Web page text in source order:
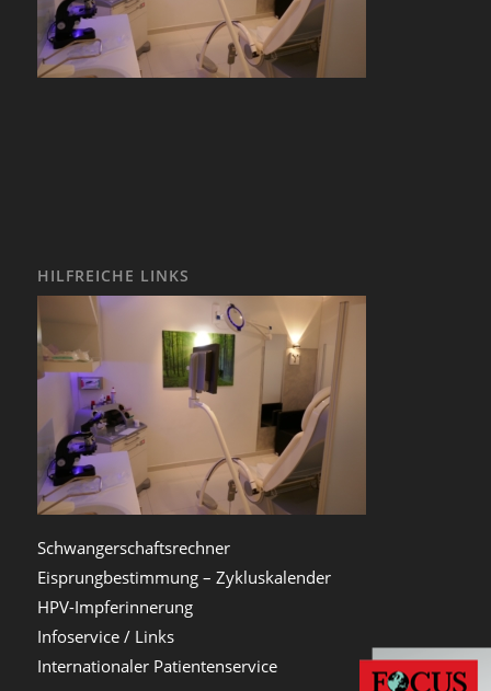
HILFREICHE LINKS
Schwangerschaftsrechner
Eisprungbestimmung – Zykluskalender
HPV-Impferinnerung
Infoservice / Links
Internationaler Patientenservice